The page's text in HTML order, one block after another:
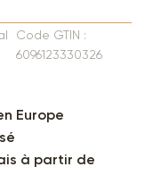
Code GTIN :
6096123330326
Europe
à partir de